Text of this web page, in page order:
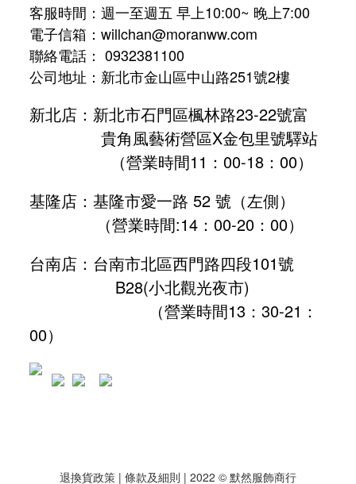
客服時間：週一至週五 早上10:00~ 晚上7:00
電子信箱：willchan@moranww.com
聯絡電話： 0932381100
公司地址：新北市金山區中山路251號2樓
新北店：新北市石門區楓林路23-22號富
貴角風藝術營區X金包里號驛站
（營業時間11：00-18：00）
基隆店：基隆市愛一路 52 號（左側）
（營業時間:14：00-20：00）
台南店：台南市北區西門路四段101號
B28(小北觀光夜市)
（營業時間13：30-21：
00）
退換貨政策 | 條款及細則 | 2022 © 默然服飾商行